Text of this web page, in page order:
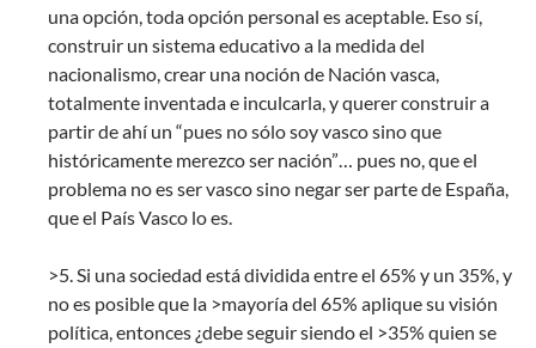
una opción, toda opción personal es aceptable. Eso sí,
construir un sistema educativo a la medida del
nacionalismo, crear una noción de Nación vasca,
totalmente inventada e inculcarla, y querer construir a
partir de ahí un “pues no sólo soy vasco sino que
históricamente merezco ser nación”… pues no, que el
problema no es ser vasco sino negar ser parte de España,
que el País Vasco lo es.
>5. Si una sociedad está dividida entre el 65% y un 35%, y
no es posible que la >mayoría del 65% aplique su visión
política, entonces ¿debe seguir siendo el >35% quien se